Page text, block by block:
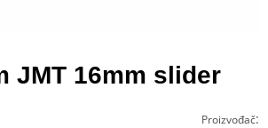
JMT 16mm slider
Proizvođač: